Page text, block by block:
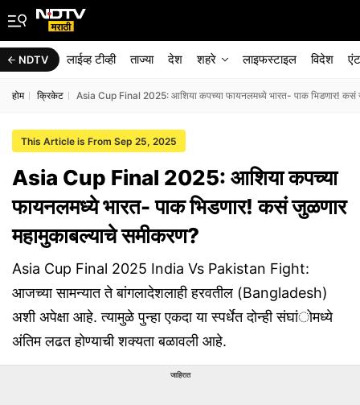
NDTV लाईव्ह टीव्ही ताज्या देश शहरे लाइफस्टाइल विदेश
होम क्रिकेट Asia Cup Final 2025: आशिया कपच्या फायनलमध्ये भारत- पाक भिडणार! कसं
This Article is From Sep 25, 2025
Asia Cup Final 2025: आशिया कपच्या
फायनलमध्ये भारत- पाक भिडणार! कसं जुळणार
महामुकाबल्याचे समीकरण?
Asia Cup Final 2025 India Vs Pakistan Fight:
आजच्या सामन्यात ते बांगलादेशलाही हरवतील (Bangladesh)
अशी अपेक्षा आहे. त्यामुळे पुन्हा एकदा या स्पर्धेत दोन्ही संघांोमध्ये
अंतिम लढत होण्याची शक्यता बळावली आहे.
जाहिरात